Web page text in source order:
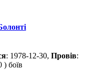
: 1978-12-30, Провів:
) боїв